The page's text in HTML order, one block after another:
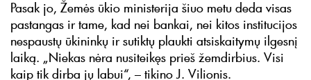
Pasak jo, Žemės ūkio ministerija šiuo metu deda visas
pastangas ir tame, kad nei bankai, nei kitos institucijos
nespaustų ūkininkų ir sutiktų plaukti atsiskaitymų ilgesnį
laiką. „Niekas nėra nusiteikęs prieš žemdirbius. Visi
kaip tik dirba jų labui“, – tikino J. Vilionis.